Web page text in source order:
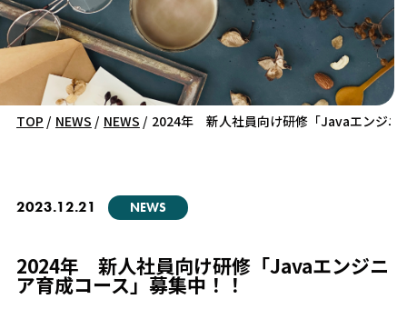
TOP / NEWS / NEWS / 2024年 新人社員向け研修「Javaエンジニ
2023.12.21 NEWS
2024年 新人社員向け研修「Javaエンジニ
ア育成コース」募集中！！